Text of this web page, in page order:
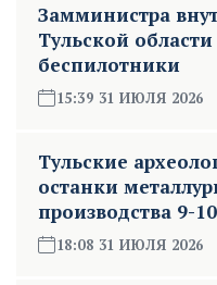
Замминистра
Тульской
беспилотники
15:39 31 ИЮЛЯ 2026
Тульские
останки
производства 9-
18:08 31 ИЮЛЯ 2026